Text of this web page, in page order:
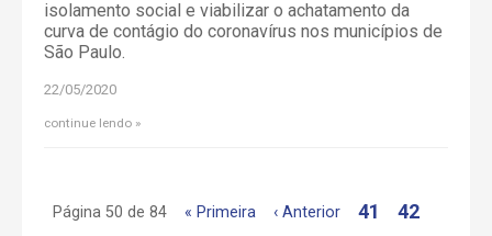
isolamento social e viabilizar o achatamento da
curva de contágio do coronavírus nos municípios de
São Paulo.
22/05/2020
continue lendo
Página 50 de 84 « Primeira ‹ Anterior 41
42